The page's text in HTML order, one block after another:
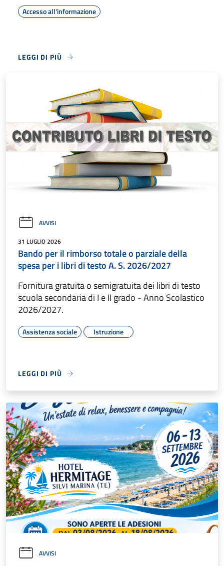
Accesso all'informazione
LEGGI DI PIÙ
AVVISI
31 LUGLIO 2026
Bando per il rimborso totale o parziale della
spesa per i libri di testo A. S. 2026/2027
Fornitura gratuita o semigratuita dei libri di testo
scuola secondaria di I e II grado - Anno Scolastico
2026/2027.
Assistenza sociale Istruzione
LEGGI DI PIÙ
AVVISI